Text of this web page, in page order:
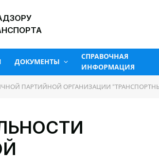
ДОКУМЕНТЫ
СПРАВОЧНАЯ
ИНФОРМАЦИЯ
ПАРТИЙНОЙ ОРГАНИЗАЦИИ “ТРАНСПОРТНЫЙ